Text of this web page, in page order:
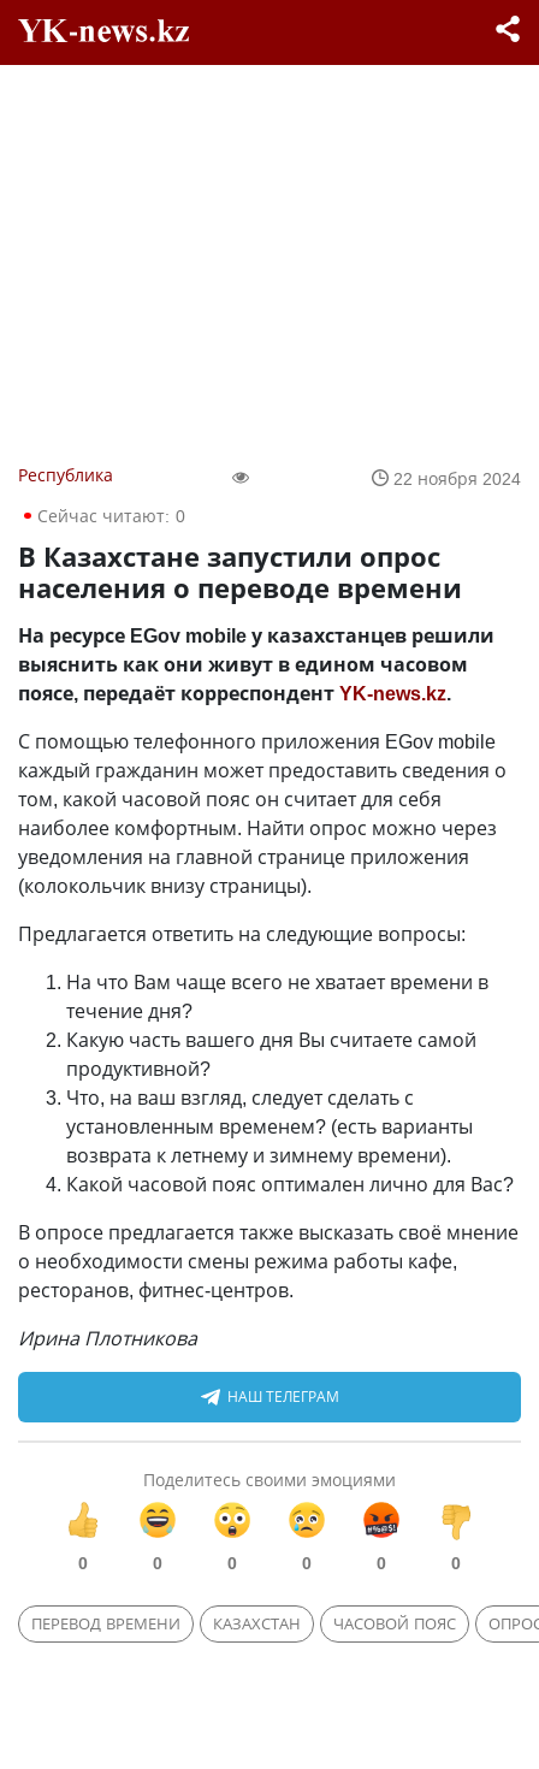
Республика
22 ноября 2024
Сейчас читают: 0
В Казахстане запустили опрос
населения о переводе времени
На ресурсе EGov mobile у казахстанцев решили
выяснить как они живут в едином часовом
поясе, передаёт корреспондентYK-news.kz.
С помощью телефонного приложения EGov mobile
каждый гражданин может предоставить сведения о
том, какой часовой пояс он считает для себя
наиболее комфортным. Найти опрос можно через
уведомления на главной странице приложения
(колокольчик внизу страницы).
Предлагается ответить на следующие вопросы:
На что Вам чаще всего не хватает времени в
течение дня?
Какую часть вашего дня Вы считаете самой
продуктивной?
Что, на ваш взгляд, следует сделать с
установленным временем? (есть варианты
возврата к летнему и зимнему времени).
Какой часовой пояс оптимален лично для Вас?
В опросе предлагается также высказать своё мнение
о необходимости смены режима работы кафе,
ресторанов, фитнес-центров.
Ирина Плотникова
НАШ ТЕЛЕГРАМ
Поделитесь своими эмоциями
0 0 0 0 0 0
ПЕРЕВОД ВРЕМЕНИ КАЗАХСТАН ЧАСОВОЙ ПОЯС